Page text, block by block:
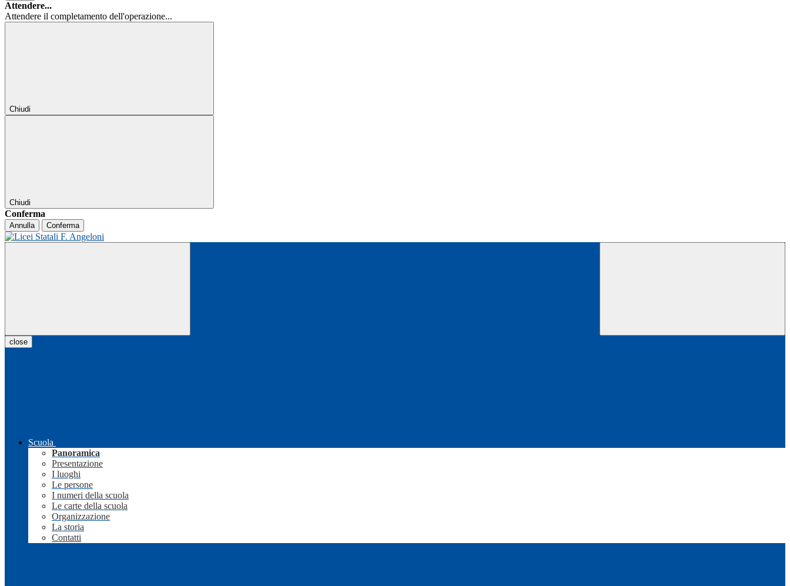
Attendere...
Attendere il completamento dell'operazione...
Chiudi
Chiudi
Conferma
Annulla Conferma
close
Scuola
Panoramica
Presentazione
I luoghi
Le persone
I numeri della scuola
Le carte della scuola
Organizzazione
La storia
Contatti